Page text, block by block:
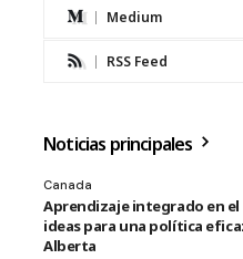
Medium
RSS Feed
Noticias principales
Canada
Aprendizaje integrado en
ideas para una política
Alberta